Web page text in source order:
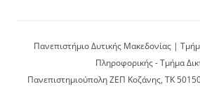
Πανεπιστήμιο Δυτικής Μακεδονίας |
Πληροφορικής - Τμήμα
Πανεπιστημιούπολη ΖΕΠ Κοζάνης, ΤΚ